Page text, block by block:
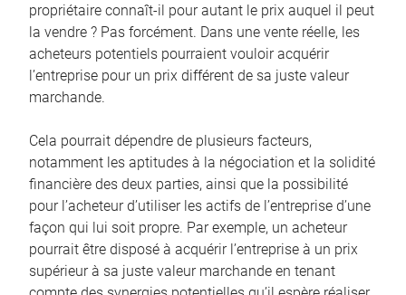
propriétaire connaît-il pour autant le prix auquel il peut
la vendre ? Pas forcément. Dans une vente réelle, les
acheteurs potentiels pourraient vouloir acquérir
l’entreprise pour un prix différent de sa juste valeur
marchande.
Cela pourrait dépendre de plusieurs facteurs,
notamment les aptitudes à la négociation et la solidité
financière des deux parties, ainsi que la possibilité
pour l’acheteur d’utiliser les actifs de l’entreprise d’une
façon qui lui soit propre. Par exemple, un acheteur
pourrait être disposé à acquérir l’entreprise à un prix
supérieur à sa juste valeur marchande en tenant